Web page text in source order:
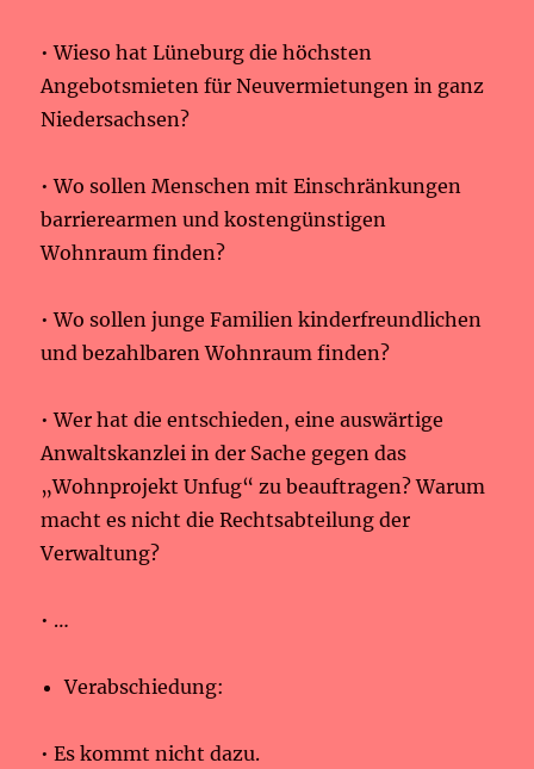
• Wieso hat Lüneburg die höchsten
Angebotsmieten für Neuvermietungen in ganz
Niedersachsen?
• Wo sollen Menschen mit Einschränkungen
barrierearmen und kostengünstigen
Wohnraum finden?
• Wo sollen junge Familien kinderfreundlichen
und bezahlbaren Wohnraum finden?
• Wer hat die entschieden, eine auswärtige
Anwaltskanzlei in der Sache gegen das
„Wohnprojekt Unfug“ zu beauftragen? Warum
macht es nicht die Rechtsabteilung der
Verwaltung?
• …
Verabschiedung:
• Es kommt nicht dazu.